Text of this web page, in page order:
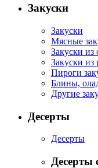
Закуски
Закуски
Мясные
Закуски из
Закуски
Пироги
Блины,
Другие
Десерты
Десерты
Десерты